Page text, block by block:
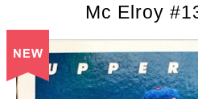
Mc Elroy